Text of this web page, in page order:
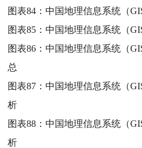
图表84：中国地理信息系统（
图表85：中国地理信息系统（
图表86：中国地理信息系统（
总
图表87：中国地理信息系统（
析
图表88：中国地理信息系统（
析